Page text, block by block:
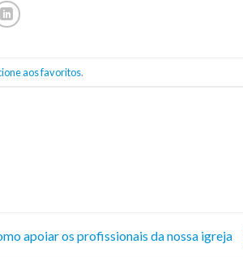
aos favoritos.
apoiar os profissionais da nossa igreja